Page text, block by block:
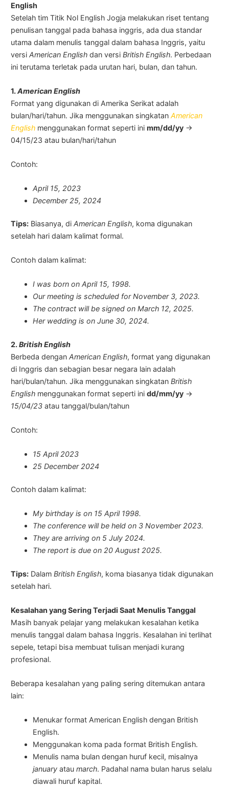
English
Setelah tim Titik Nol English Jogja melakukan riset tentang
penulisan tanggal pada bahasa inggris, ada dua standar
utama dalam menulis tanggal dalam bahasa Inggris, yaitu
versiAmerican English dan versiBritish English. Perbedaan
ini terutama terletak pada urutan hari, bulan, dan tahun.
1.American English
Format yang digunakan di Amerika Serikat adalah
bulan/hari/tahun. Jika menggunakan singkatanAmerican
English menggunakan format seperti inimm/dd/yy →
04/15/23 atau bulan/hari/tahun
Contoh:
April 15, 2023
December 25, 2024
Tips: Biasanya, diAmerican English, koma digunakan
setelah hari dalam kalimat formal.
Contoh dalam kalimat:
I was born on April 15, 1998.
Our meeting is scheduled for November 3, 2023.
The contract will be signed on March 12, 2025.
Her wedding is on June 30, 2024.
2.British English
Berbeda denganAmerican English, format yang digunakan
di Inggris dan sebagian besar negara lain adalah
hari/bulan/tahun. Jika menggunakan singkatanBritish
English menggunakan format seperti inidd/mm/yy →
15/04/23 atau tanggal/bulan/tahun
Contoh:
15 April 2023
25 December 2024
Contoh dalam kalimat:
My birthday is on 15 April 1998.
The conference will be held on 3 November 2023.
They are arriving on 5 July 2024.
The report is due on 20 August 2025.
Tips: DalamBritish English, koma biasanya tidak digunakan
setelah hari.
Kesalahan yang Sering Terjadi Saat Menulis Tanggal
Masih banyak pelajar yang melakukan kesalahan ketika
menulis tanggal dalam bahasa Inggris. Kesalahan ini terlihat
sepele, tetapi bisa membuat tulisan menjadi kurang
profesional.
Beberapa kesalahan yang paling sering ditemukan antara
lain:
Menukar format American English dengan British
English.
Menggunakan koma pada format British English.
Menulis nama bulan dengan huruf kecil, misalnya
january ataumarch. Padahal nama bulan harus selalu
diawali huruf kapital.